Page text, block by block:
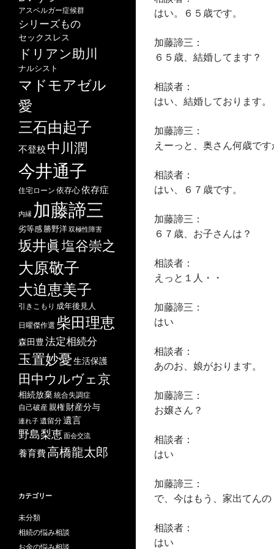
はい。６５歳です。
加藤諦三：
６５歳、結婚してます？
相談者：
はい、結婚しております。
加藤諦三：
えーっと、奥さん何歳で
相談者：
はい、６７歳です。
加藤諦三：
６７歳、お子さんは？
相談者：
えっと１人・・
加藤諦三：
はい
相談者：
あのお、娘がおります。
加藤諦三：
お嬢さん？
相談者：
はい
加藤諦三：
で、今はもう、家出てんの
相談者：
はい
アスペルガー症候群
シリーズもの
セックスレス
ドリアン助川
ナルシスト
マドモアゼル
愛
三石由起子
不登校 中川潤
今井通子
住宅ローン 依存心依存症
内縁 加藤諦三
劣等感勝野洋双極性障害
坂井眞塩谷崇之
大原敬子
大迫恵美子
引きこもり 成年後見人
日曜傑作選 柴田理恵
森田豊法定相続分
玉置妙憂生活保護
田中ウルヴェ京
相続放棄統合失調症
自己破産親権 財産分与
連れ子遺留分遺言
野島梨恵面会交流
養育費高橋龍太郎
カテゴリー
未分類
相続の悩み相談
お金の悩み相談